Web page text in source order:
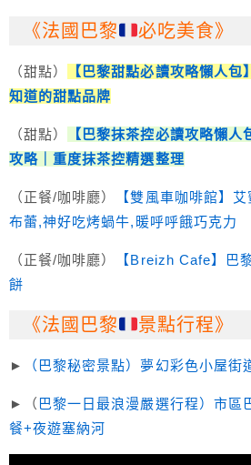
《法國巴黎 必吃美食》
（甜點） 【巴黎甜點必讀攻略懶人包
知道的甜點品牌
（甜點）
【巴黎抹茶控必讀攻略懶
攻略｜重度抹茶控精選整理
（正餐/咖啡廳） 【雙風車咖啡館】艾
布蕾,神好吃烤蝸牛,暖呼呼餓巧克力
（正餐/咖啡廳） 【Breizh Cafe】巴
餅
《法國巴黎 景點行程》
► （巴黎秘密景點）夢幻彩色小屋
►（ 巴黎一日最浪漫嚴選行程）市區
餐+夜遊塞納河